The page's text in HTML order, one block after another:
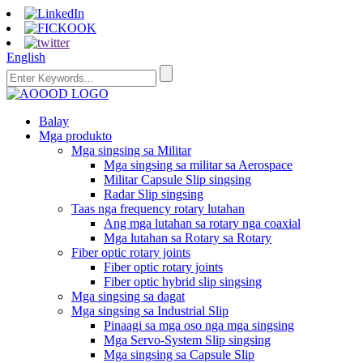
English
Balay
Mga produkto
Mga singsing sa Militar
Mga singsing sa militar sa Aerospace
Militar Capsule Slip singsing
Radar Slip singsing
Taas nga frequency rotary lutahan
Ang mga lutahan sa rotary nga coaxial
Mga lutahan sa Rotary sa Rotary
Fiber optic rotary joints
Fiber optic rotary joints
Fiber optic hybrid slip singsing
Mga singsing sa dagat
Mga singsing sa Industrial Slip
Pinaagi sa mga oso nga mga singsing
Mga Servo-System Slip singsing
Mga singsing sa Capsule Slip